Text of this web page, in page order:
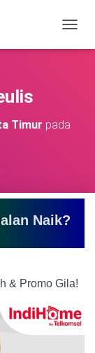
O
A
S
Timur pada
Atau
& Promo Gila!